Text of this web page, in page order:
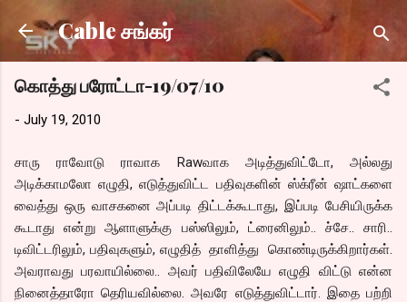
Skip to main content
Cable சங்கர்
கொத்து பரோட்டா-19/07/10
- July 19, 2010
சாரு ராவோடு ராவாக Rawவாக அடித்துவிட்டோ, அல்லது
அடிக்காமலோ எழுதி, எடுத்துவிட்ட பதிவுகளின் ஸ்க்ரீன் ஷாட்களை
வைத்து ஒரு வாசகனை அப்படி திட்டக்கூடாது, இப்படி பேசியிருக்க
கூடாது என்று ஆளாளுக்கு பஸ்ஸிலும், ட்ரைனிலும்.. ச்சே.. சாரி..
டிவிட்டரிலும், பதிவுகளும், எழுதித் தாளித்து கொண்டிருக்கிறார்கள்.
அவராவது பரவாயில்லை.. அவர் பதிவிலேயே எழுதி விட்டு என்ன
நினைத்தாரோ தெரியவில்லை. அவரே எடுத்துவிட்டார். இதை பற்றி